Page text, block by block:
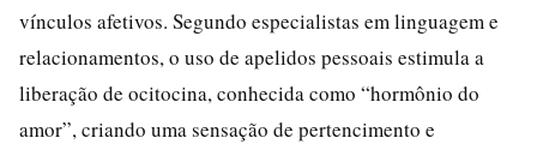
vínculos afetivos. Segundo especialistas em linguagem e
relacionamentos, o uso de apelidos pessoais estimula a
liberação de ocitocina, conhecida como “hormônio do
amor”, criando uma sensação de pertencimento e